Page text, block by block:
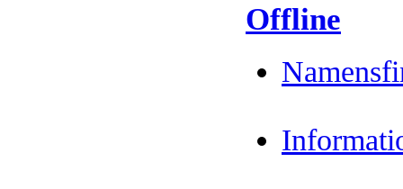
Offline